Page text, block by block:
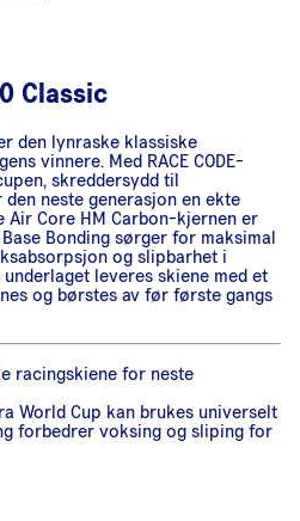
Classic
den lynraske klassiske
vinnere. Med RACE CODE-
skreddersydd til
neste generasjon en ekte
Core HM Carbon-kjernen er
Bonding sørger for maksimal
og slipbarhet i
leveres skiene med et
og børstes av før første gangs
racingskiene for neste
World Cup kan brukes universelt
forbedrer voksing og sliping for